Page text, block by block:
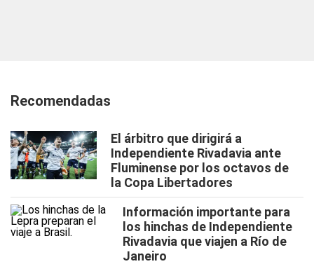
Recomendadas
El árbitro que dirigirá a
Independiente Rivadavia ante
Fluminense por los octavos de
la Copa Libertadores
Información importante para
los hinchas de Independiente
Rivadavia que viajen a Río de
Janeiro